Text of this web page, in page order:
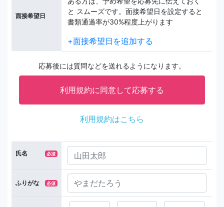
面接希望日
と スムーズです。面接希望日を設定すると
書類通過率が30%程度上がります
+面接希望日を追加する
応募後には質問などを送れるようになります。
利用規約はこちら
氏名 必須
ふりがな 必須